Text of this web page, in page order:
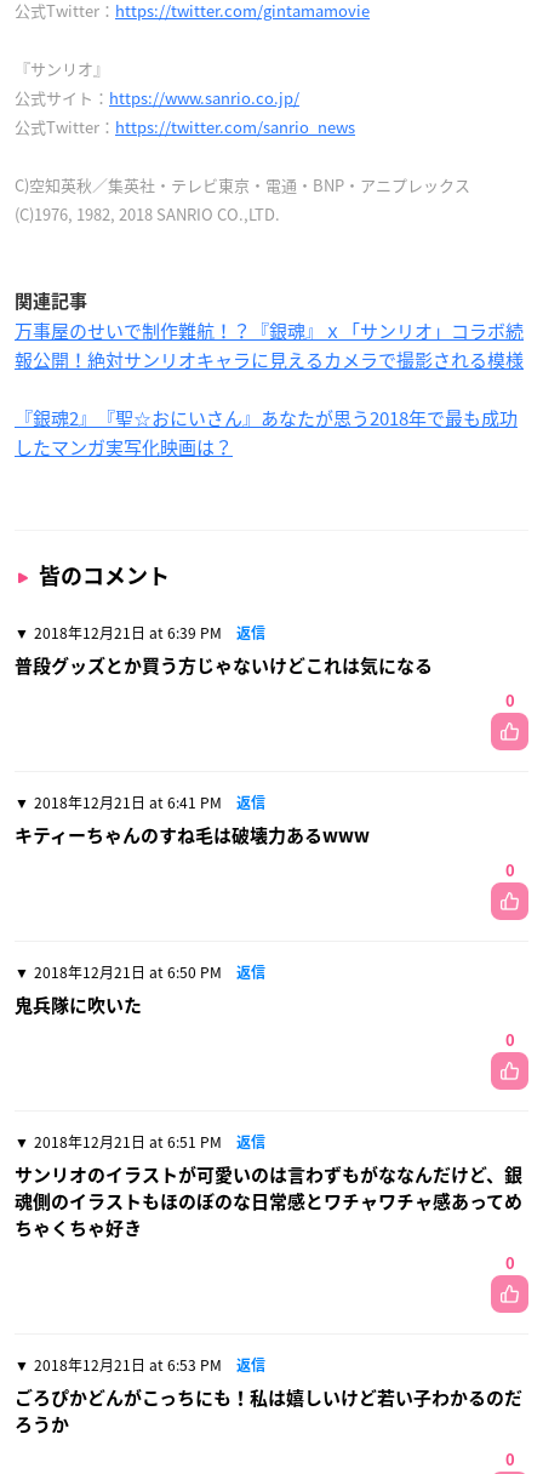
公式Twitter： https://twitter.com/gintamamovie
『サンリオ』
公式サイト： https://www.sanrio.co.jp/
公式Twitter： https://twitter.com/sanrio_news
C)空知英秋／集英社・テレビ東京・電通・BNP・アニプレックス
(C)1976, 1982, 2018 SANRIO CO.,LTD.
関連記事
万事屋のせいで制作難航！？『銀魂』ｘ「サンリオ」コラボ続
報公開！絶対サンリオキャラに見えるカメラで撮影される模様
『銀魂2』『聖☆おにいさん』あなたが思う2018年で最も成功
したマンガ実写化映画は？
皆のコメント
2018年12月21日 at 6:39 PM 返信
普段グッズとか買う方じゃないけどこれは気になる
0
2018年12月21日 at 6:41 PM 返信
キティーちゃんのすね毛は破壊力あるwww
0
2018年12月21日 at 6:50 PM 返信
鬼兵隊に吹いた
0
2018年12月21日 at 6:51 PM 返信
サンリオのイラストが可愛いのは言わずもがななんだけど、銀
魂側のイラストもほのぼのな日常感とワチャワチャ感あってめ
ちゃくちゃ好き
0
2018年12月21日 at 6:53 PM 返信
ごろぴかどんがこっちにも！私は嬉しいけど若い子わかるのだ
ろうか
0